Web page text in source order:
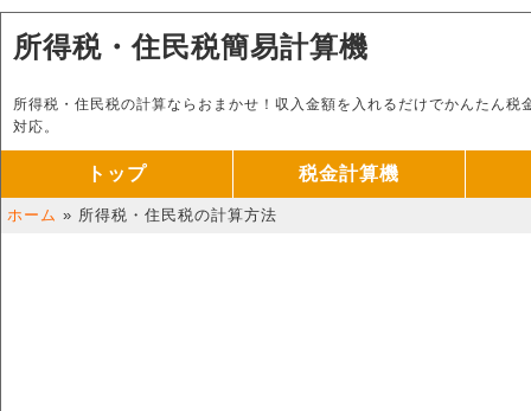
所得税・住民税簡易計算機
所得税・住民税の計算ならおまかせ！収入金額を入れるだけでかんたん
対応。
トップ 税金計算機
ホーム » 所得税・住民税の計算方法